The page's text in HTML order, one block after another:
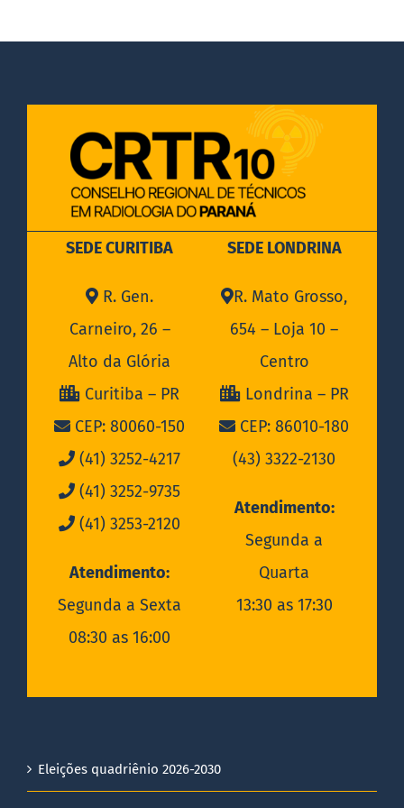
GALERIA DE FOTOS
FALE CONOSCO
SEDE CURITIBA
R. Gen.
Carneiro, 26 –
Alto da Glória
Curitiba – PR
CEP: 80060-150
(41) 3252-4217
(41) 3252-9735
(41) 3253-2120
Atendimento:
Segunda a Sexta
08:30 as 16:00
SEDE LONDRINA
R. Mato Grosso,
654 – Loja 10 –
Centro
Londrina – PR
CEP: 86010-180
(43) 3322-2130
Atendimento:
Segunda a
Quarta
13:30 as 17:30
Eleições quadriênio 2026-2030